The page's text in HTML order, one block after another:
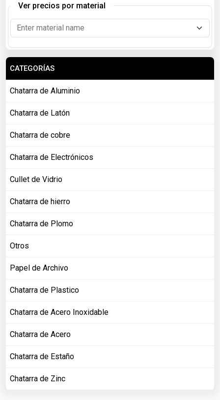
Ver precios por material
CATEGORÍAS
Chatarra de Aluminio
Chatarra de Latón
Chatarra de cobre
Chatarra de Electrónicos
Cullet de Vidrio
Chatarra de hierro
Chatarra de Plomo
Otros
Papel de Archivo
Chatarra de Plastico
Chatarra de Acero Inoxidable
Chatarra de Acero
Chatarra de Estaño
Chatarra de Zinc